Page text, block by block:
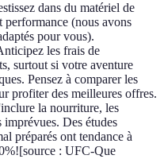
dans du matériel de
performance (nous avons
pour vous).
les frais de
surtout si votre aventure
Pensez à comparer les
profiter des meilleures offres.
la nourriture, les
imprévues. Des études
préparés ont tendance à
: UFC-Que